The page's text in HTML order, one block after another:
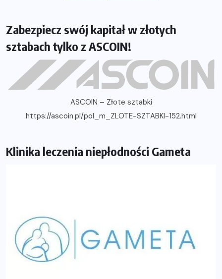
Zabezpiecz swój kapitał w złotych
sztabach tylko z ASCOIN!
ASCOIN – Złote sztabki
https://ascoin.pl/pol_m_ZLOTE-SZTABKI-152.html
Klinika leczenia niepłodności Gameta